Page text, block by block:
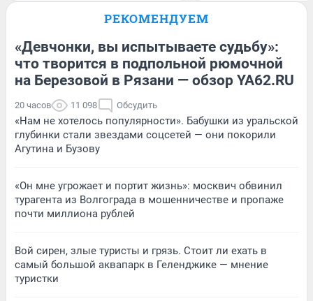
РЕКОМЕНДУЕМ
«Девчонки, вы испытываете судьбу»:
что творится в подпольной рюмочной
на Березовой в Рязани — обзор YA62.RU
20 часов 11 098 Обсудить
«Нам не хотелось популярности». Бабушки из уральской
глубинки стали звездами соцсетей — они покорили
Агутина и Бузову
«Он мне угрожает и портит жизнь»: москвич обвинил
турагента из Волгограда в мошенничестве и пропаже
почти миллиона рублей
Вой сирен, злые туристы и грязь. Стоит ли ехать в
самый большой аквапарк в Геленджике — мнение
туристки